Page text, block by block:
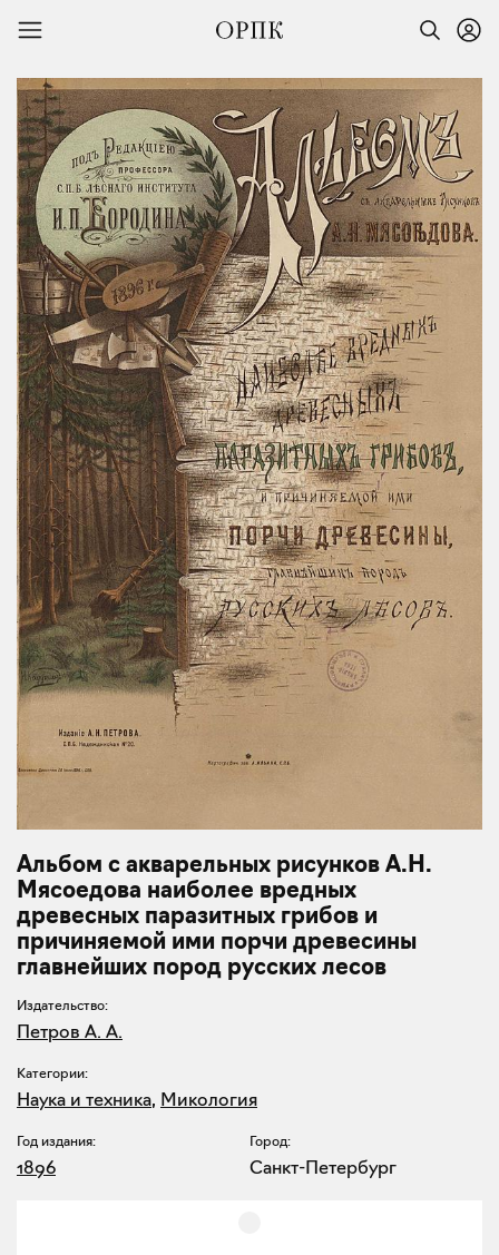
Альбом с акварельных рисунков А.Н.
Мясоедова наиболее вредных
древесных паразитных грибов и
причиняемой ими порчи древесины
главнейших пород русских лесов
Издательство:
Петров А. А.
Категории:
Наука и техника, Микология
Год издания:
1896
Город:
Санкт-Петербург